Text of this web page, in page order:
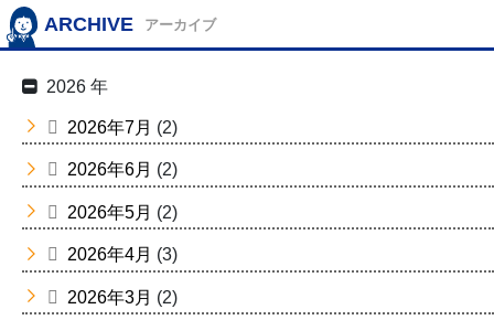
ARCHIVE アーカイブ
2026 年
2026年7月 (2)
2026年6月 (2)
2026年5月 (2)
2026年4月 (3)
2026年3月 (2)